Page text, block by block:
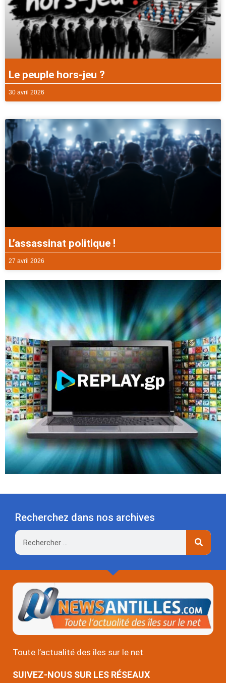
Le peuple hors-jeu ?
30 avril 2026
L’assassinat politique !
27 avril 2026
Recherchez dans nos archives
Rechercher
Toute l’actualité des îles sur le net
SUIVEZ-NOUS SUR LES RÉSEAUX